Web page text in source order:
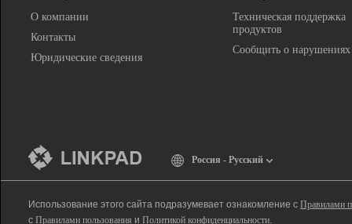
О компании
Контакты
Юридические сведения
Техническая поддержка
продуктов
Сообщить о нарушениях
Россия - Русский
Использование этого сайта подразумевает ознакомление с Правилами
с Правилами пользования и Политикой конфиденциальности.